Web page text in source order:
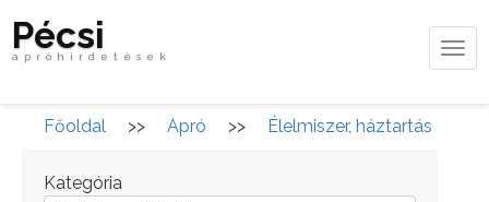
Pécsi
apróhirdetések
Főoldal >> Apró >> Élelmiszer, háztartás
Kategória